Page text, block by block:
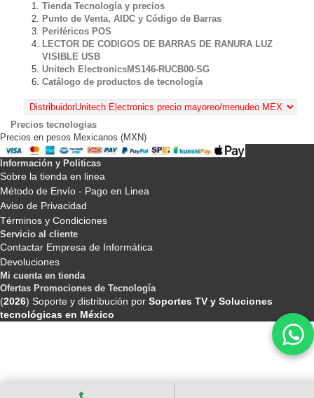
Tienda Tecnología y precios
Punto de Venta, AIDC y Código de Barras
Periféricos POS
LECTOR DE CODIGOS DE BARRAS DE RANURA LUZ
VISIBLE USB
Unitech ElectronicsMS146-RUCB00-SG
Catálogo de productos de tecnología
Precios tecnologias
Precios en pesos Mexicanos (MXN)
Información y Politicas
Sobre la tienda en linea
Método de Envío - Pago en Linea
Aviso de Privacidad
Términos y Condiciones
Servicio al cliente
Contactar Empresa de Informática
Devoluciones
Mi cuenta en tienda
Ofertas Promociones de Tecnología
(2026) Soporte y distribución por Soportes TV y Soluciones
tecnológicas en México